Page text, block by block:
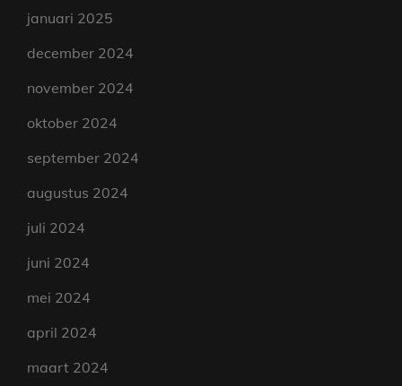
januari 2025
december 2024
november 2024
oktober 2024
september 2024
augustus 2024
juli 2024
juni 2024
mei 2024
april 2024
maart 2024